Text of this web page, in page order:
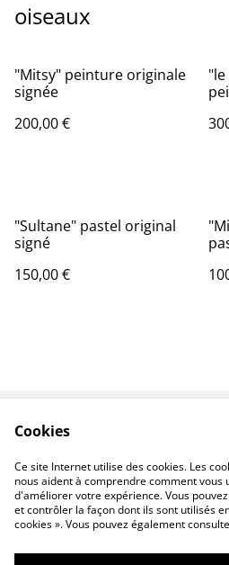
oiseaux
"Mitsy" peinture originale
signée
200,00 €
"Sultane" pastel original
signé
150,00 €
Conditions
Cookies
Ce site Internet utilise des cookies. Les
nous aident à comprendre comment vous
d'améliorer votre expérience. Vous
et contrôler la façon dont ils sont utilisés
cookies ». Vous pouvez également